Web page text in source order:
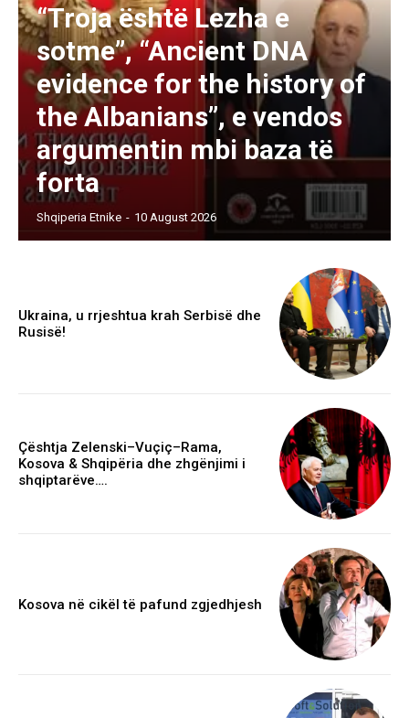
“Troja është Lezha e
sotme”, “Ancient DNA
evidence for the history of
the Albanians”, e vendos
argumentin mbi baza të
forta
Shqiperia Etnike - 10 August 2026
Ukraina, u rrjeshtua krah Serbisë dhe
Rusisë!
Çështja Zelenski–Vuçiç–Rama,
Kosova & Shqipëria dhe zhgënjimi i
shqiptarëve….
Kosova në cikël të pafund zgjedhjesh